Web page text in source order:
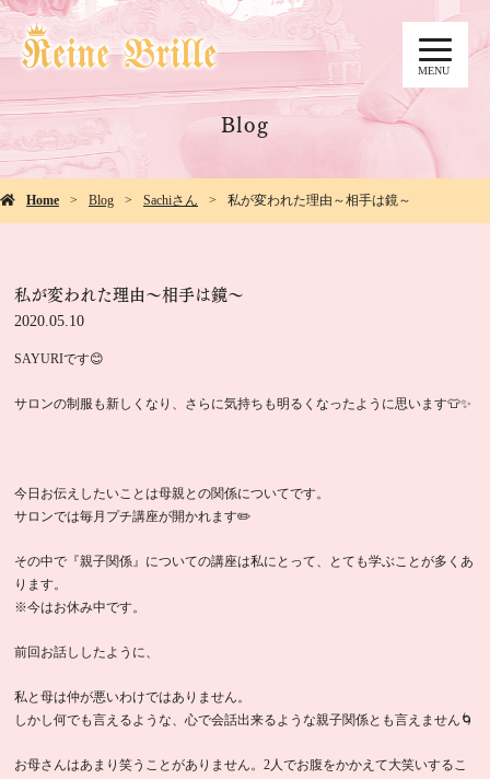
MENU
Blog
Home Blog Sachiさん 私が変われた理由～相手は鏡～
私が変われた理由～相手は鏡～
2020.05.10
SAYURIです😊
サロンの制服も新しくなり、さらに気持ちも明るくなったように思います👕✨
今日お伝えしたいことは母親との関係についてです。
サロンでは毎月プチ講座が開かれます✏️
その中で『親子関係』についての講座は私にとって、とても学ぶことが多くあ
ります。
※今はお休み中です。
前回お話ししたように、
私と母は仲が悪いわけではありません。
しかし何でも言えるような、心で会話出来るような親子関係とも言えません🌀
お母さんはあまり笑うことがありません。2人でお腹をかかえて大笑いするこ